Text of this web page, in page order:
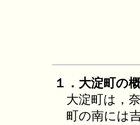
１．大淀町の
大淀町は，
町の南には